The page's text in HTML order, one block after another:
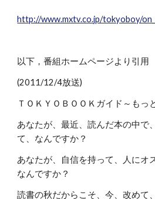
http://www.mxtv.co.jp/tokyoboy/
以下，番組ホームページより引用
(2011/12/4放送)
ＴＯＫＹＯＢＯＯＫガイド～もっ
あなたが、最近、読んだ本の中で
て、なんですか？
あなたが、自信を持って、人にオ
なんですか？
読書の秋だからこそ、今、改めて